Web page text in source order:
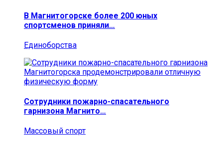
В Магнитогорске более 200 юных
спортсменов приняли…
Единоборства
Сотрудники пожарно-спасательного
гарнизона Магнито…
Массовый спорт